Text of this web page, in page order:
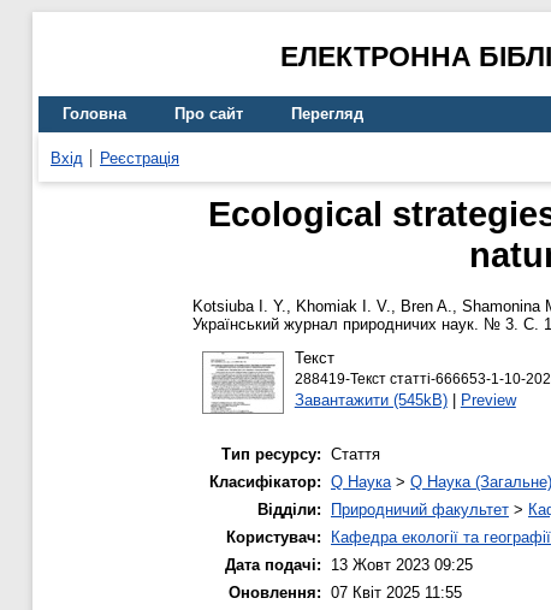
ЕЛЕКТРОННА
Головна Про сайт Перегляд
Вхід Реєстрація
Ecological
Kotsiuba I. Y., Khomiak I. V., Bren A., Shamonina
Український журнал природничих наук. № 3. С.
Текст
288419-Текст статті-666653-1-10-
Завантажити (545kB)| Preview
Тип ресурсу: Стаття
Класифікатор: Q Наука> Q Наука (Загальне)
Відділи:
Природничий факультет >
Користувач:
Кафедра екології та географії
Дата подачі:
13 Жовт 2023 09:25
Оновлення: 07 Квіт 2025 11:55